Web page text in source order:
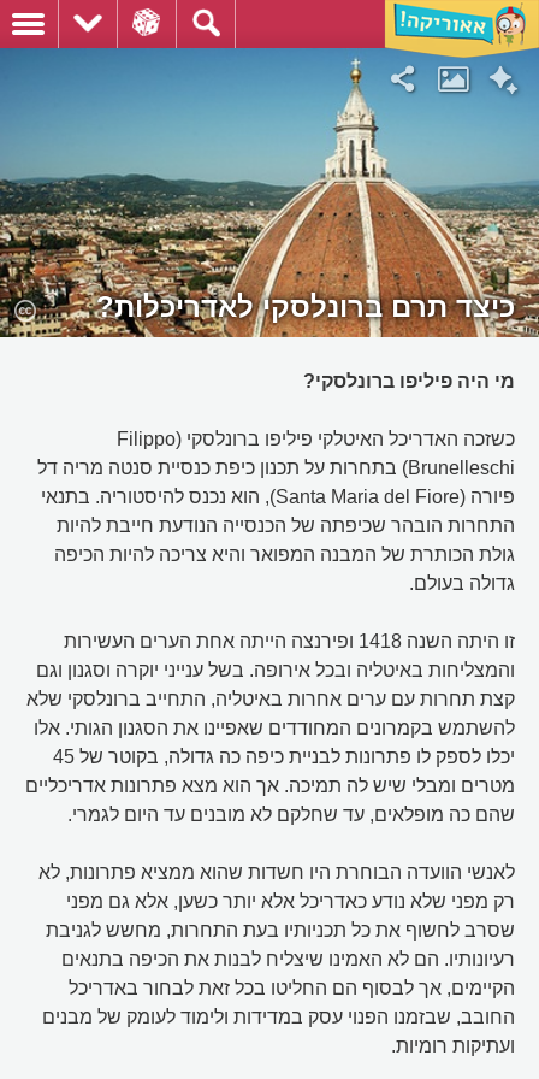
כיצד תרם ברונלסקי לאדריכלות?
מי היה פיליפו ברונלסקי?
כשזכה האדריכל האיטלקי פיליפו ברונלסקי (Filippo
Brunelleschi) בתחרות על תכנון כיפת כנסיית סנטה מריה דל
פיורה (Santa Maria del Fiore), הוא נכנס להיסטוריה. בתנאי
התחרות הובהר שכיפתה של הכנסייה הנודעת חייבת להיות
גולת הכותרת של המבנה המפואר והיא צריכה להיות הכיפה
גדולה בעולם.
זו היתה השנה 1418 ופירנצה הייתה אחת הערים העשירות
והמצליחות באיטליה ובכל אירופה. בשל ענייני יוקרה וסגנון וגם
קצת תחרות עם ערים אחרות באיטליה, התחייב ברונלסקי שלא
להשתמש בקמרונים המחודדים שאפיינו את הסגנון הגותי. אלו
יכלו לספק לו פתרונות לבניית כיפה כה גדולה, בקוטר של 45
מטרים ומבלי שיש לה תמיכה. אך הוא מצא פתרונות אדריכליים
שהם כה מופלאים, עד שחלקם לא מובנים עד היום לגמרי.
לאנשי הוועדה הבוחרת היו חשדות שהוא ממציא פתרונות, לא
רק מפני שלא נודע כאדריכל אלא יותר כשען, אלא גם מפני
שסרב לחשוף את כל תכניותיו בעת התחרות, מחשש לגניבת
רעיונותיו. הם לא האמינו שיצליח לבנות את הכיפה בתנאים
הקיימים, אך לבסוף הם החליטו בכל זאת לבחור באדריכל
החובב, שבזמנו הפנוי עסק במדידות ולימוד לעומק של מבנים
ועתיקות רומיות.